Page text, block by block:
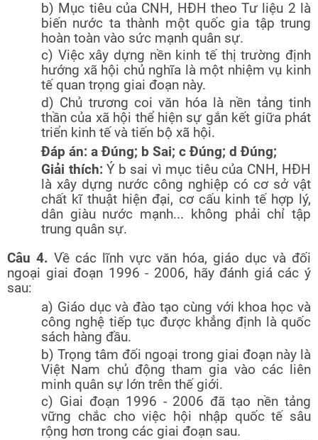
b) Mục tiêu của CNH, HĐH theo Tư liệu 2 là
biến nước ta thành một quốc gia tập trung
hoàn toàn vào sức mạnh quân sự.
c) Việc xây dựng nền kinh tế thị trường định
hướng xã hội chủ nghĩa là một nhiệm vụ kinh
tế quan trọng giai đoạn này.
d) Chủ trương coi văn hóa là nền tảng tinh
thần của xã hội thể hiện sự gắn kết giữa phát
triển kinh tế và tiến bộ xã hội.
Đáp án: a Đúng; b Sai; c Đúng; d Đúng;
Giải thích: Ý b sai vì mục tiêu của CNH, HĐH
là xây dựng nước công nghiệp có cơ sở vật
chất kĩ thuật hiện đại, cơ cấu kinh tế hợp lý,
dân giàu nước mạnh... không phải chỉ tập
trung quân sự.
Câu 4. Về các lĩnh vực văn hóa, giáo dục và đối
ngoại giai đoạn 1996 - 2006, hãy đánh giá các ý
sau:
a) Giáo dục và đào tạo cùng với khoa học và
công nghệ tiếp tục được khẳng định là quốc
sách hàng đầu.
b) Trọng tâm đối ngoại trong giai đoạn này là
Việt Nam chủ động tham gia vào các liên
minh quân sự lớn trên thế giới.
c) Giai đoạn 1996 - 2006 đã tạo nền tảng
vững chắc cho việc hội nhập quốc tế sâu
rộng hơn trong các giai đoạn sau.